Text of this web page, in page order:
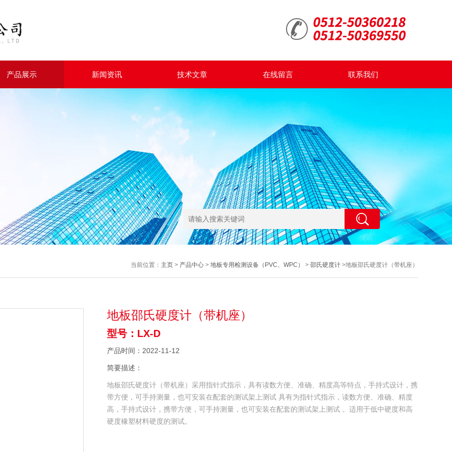
产品展示 新闻资讯 技术文章 在线留言 联系我们
当前位置： 主页> 产品中心> 地板专用检测设备（PVC、WPC） > 邵氏硬度计>地板邵氏硬度计（带机座）
地板邵氏硬度计（带机座）
型号：LX-D
产品时间：2022-11-12
简要描述：
地板邵氏硬度计（带机座）采用指针式指示，具有读数方便、准确、精度高等特点，手持式设计，携
带方便，可手持测量，也可安装在配套的测试架上测试 具有为指针式指示，读数方便、准确、精度
高，手持式设计，携带方便，可手持测量，也可安装在配套的测试架上测试 。适用于低中硬度和高
硬度橡塑材料硬度的测试。